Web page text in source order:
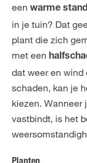
een warme
in je tuin? Dat
plant die zich
met een
dat weer en wind
schaden, kan je
kiezen. Wanneer
vastbindt, is het